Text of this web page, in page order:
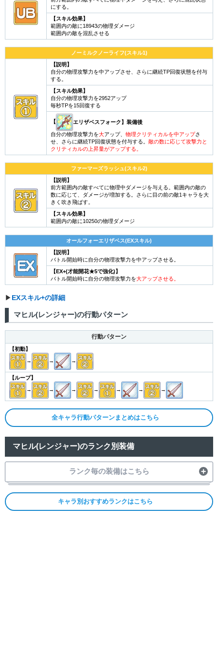
にする。
【スキル効果】
範囲内の敵に18943の物理ダメージ
範囲内の敵を混乱させる
ノーミルクノーライフ(スキル1)
【説明】
自分の物理攻撃力を中アップさせ、さらに継続TP回復状態を付与
する。
【スキル効果】
自分の物理攻撃力を2952アップ
毎秒TPを15回復する
【 エリザベスフォーク】装備後
自分の物理攻撃力を大アップ、 物理クリティカルを中アップさ
せ、さらに継続TP回復状態を付与する。 敵の数に応じて攻撃力と
クリティカルの上昇量がアップする。
ファーマーズラッシュ(スキル2)
【説明】
前方範囲内の敵すべてに物理中ダメージを与える。範囲内の敵の
数に応じて、ダメージが増加する。さらに目の前の敵1キャラを大
きく吹き飛ばす。
【スキル効果】
範囲内の敵に10250の物理ダメージ
オールフォーエリザベス(EXスキル)
【説明】
バトル開始時に自分の物理攻撃力を中アップさせる。
【EX+(才能開花★5で強化)】
バトル開始時に自分の物理攻撃力を大アップさせる。
▶︎ EXスキル+の詳細
マヒル(レンジャー)の行動パターン
行動パターン
【初動】
→ → →
【ループ】
→ → → → → → →
全キャラ行動パターンまとめはこちら
マヒル(レンジャー)のランク別装備
ランク毎の装備はこちら
キャラ別おすすめランクはこちら